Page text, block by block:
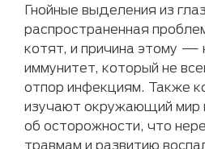
Гнойные выделения из
распространенная
котят, и причина этому —
иммунитет, который не
отпор инфекциям. Также
изучают окружающий мир
об осторожности, что
травмам и развитию